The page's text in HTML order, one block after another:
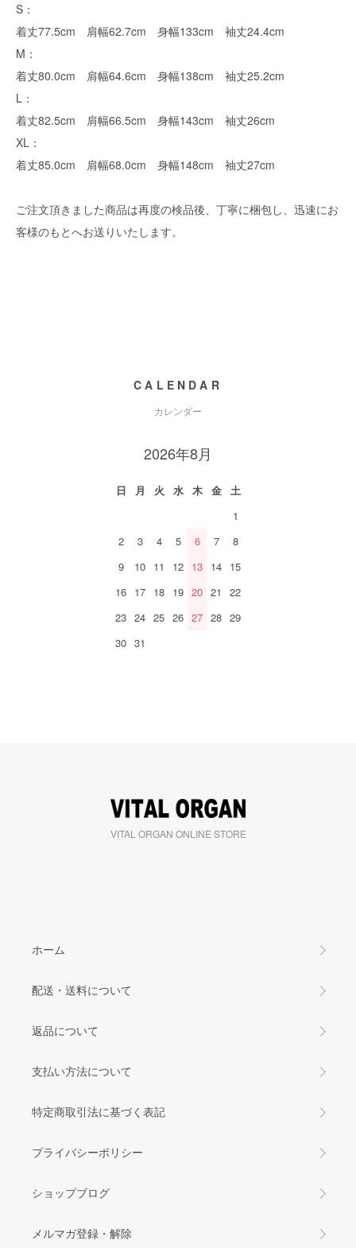
S：
着丈77.5cm 肩幅62.7cm 身幅133cm 袖丈24.4cm
M：
着丈80.0cm 肩幅64.6cm 身幅138cm 袖丈25.2cm
L：
着丈82.5cm 肩幅66.5cm 身幅143cm 袖丈26cm
XL：
着丈85.0cm 肩幅68.0cm 身幅148cm 袖丈27cm
ご注文頂きました商品は再度の検品後、丁寧に梱包し、迅速にお
客様のもとへお送りいたします。
CALENDAR
カレンダー
2026年8月
日 月 火 水 木 金
土
1
2
3 4 5 6 7
8
9
10 11 12 13 14 15
16 17 18 19 20 21
22
23 24 25 26 27 28 29
30 31
VITAL ORGAN ONLINE STORE
ホーム
配送・送料について
返品について
支払い方法について
特定商取引法に基づく表記
プライバシーポリシー
ショップブログ
メルマガ登録・解除